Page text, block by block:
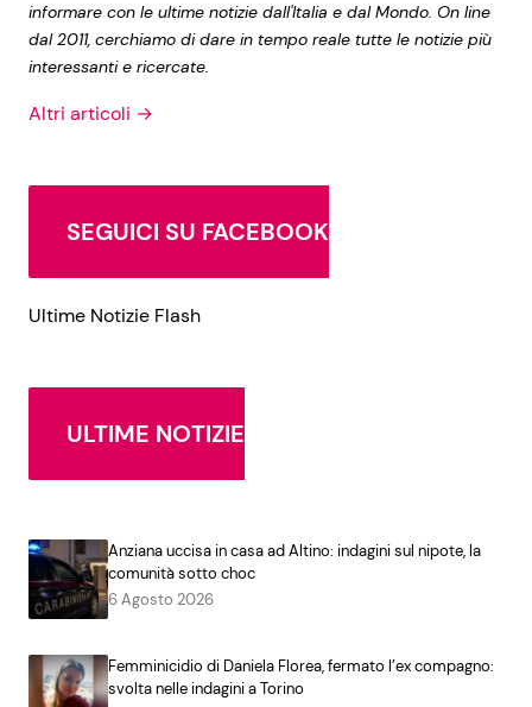
informare con le ultime notizie dall'Italia e dal Mondo. On line
dal 2011, cerchiamo di dare in tempo reale tutte le notizie più
interessanti e ricercate.
Altri articoli →
SEGUICI SU FACEBOOK
Ultime Notizie Flash
ULTIME NOTIZIE
Anziana uccisa in casa ad Altino: indagini sul nipote, la
comunità sotto choc
6 Agosto 2026
Femminicidio di Daniela Florea, fermato l’ex compagno:
svolta nelle indagini a Torino